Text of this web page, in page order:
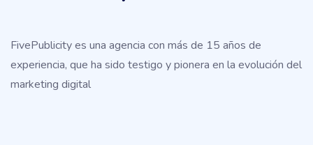
FivePublicity es una agencia con más de 15 años de
experiencia, que ha sido testigo y pionera en la evolución del
marketing digital